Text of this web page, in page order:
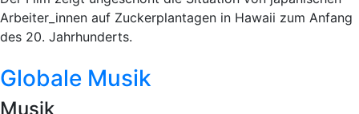
Arbeiter_innen auf Zuckerplantagen in Hawaii zum Anfang
des 20. Jahrhunderts.
Globale Musik
Musik